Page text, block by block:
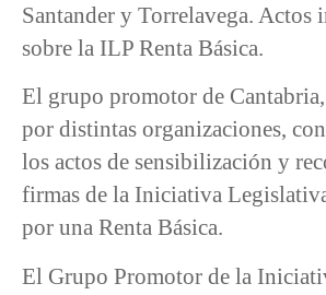
Santander y Torrelavega. Actos
sobre la ILP Renta Básica.
El grupo promotor de
por distintas organizaciones,
los actos de sensibilización y
firmas de la Iniciativa
por una Renta Básica.
El Grupo Promotor de la